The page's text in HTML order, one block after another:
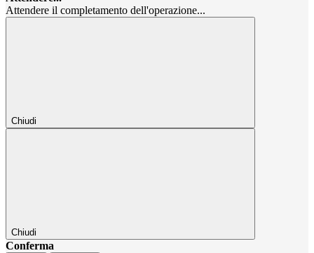
Attendere il completamento dell'operazione...
Chiudi
Chiudi
Conferma